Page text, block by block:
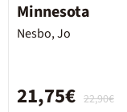
Minnesota
Nesbo, Jo
22,90€
21,75€